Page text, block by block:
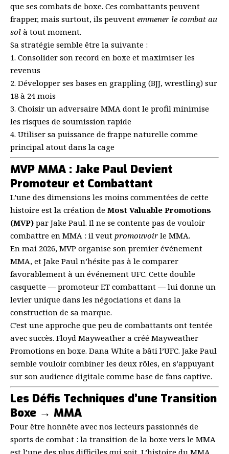
que ses combats de boxe. Ces combattants peuvent
frapper, mais surtout, ils peuvent emmener le combat au
sol à tout moment.
Sa stratégie semble être la suivante :
1. Consolider son record en boxe et maximiser les
revenus
2. Développer ses bases en grappling (BJJ, wrestling) sur
18 à 24 mois
3. Choisir un adversaire MMA dont le profil minimise
les risques de soumission rapide
4. Utiliser sa puissance de frappe naturelle comme
principal atout dans la cage
MVP MMA : Jake Paul Devient
Promoteur et Combattant
L’une des dimensions les moins commentées de cette
histoire est la création de Most Valuable Promotions
(MVP) par Jake Paul. Il ne se contente pas de vouloir
combattre en MMA : il veut promouvoir le MMA.
En mai 2026, MVP organise son premier événement
MMA, et Jake Paul n’hésite pas à le comparer
favorablement à un événement UFC. Cette double
casquette — promoteur ET combattant — lui donne un
levier unique dans les négociations et dans la
construction de sa marque.
C’est une approche que peu de combattants ont tentée
avec succès. Floyd Mayweather a créé Mayweather
Promotions en boxe. Dana White a bâti l’UFC. Jake Paul
semble vouloir combiner les deux rôles, en s’appuyant
sur son audience digitale comme base de fans captive.
Les Défis Techniques d’une Transition
Boxe → MMA
Pour être honnête avec nos lecteurs passionnés de
sports de combat : la transition de la boxe vers le MMA
est l’une des plus difficiles qui soit. L’histoire du MMA